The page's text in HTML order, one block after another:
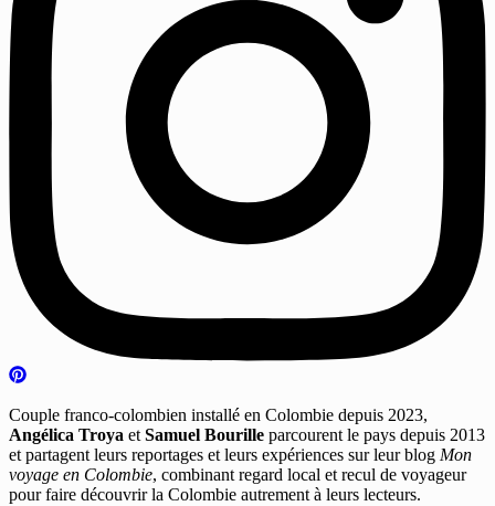
Couple franco-colombien installé en Colombie depuis 2023,
Angélica Troya et Samuel Bourille parcourent le pays depuis 2013
et partagent leurs reportages et leurs expériences sur leur blog Mon
voyage en Colombie, combinant regard local et recul de voyageur
pour faire découvrir la Colombie autrement à leurs lecteurs.